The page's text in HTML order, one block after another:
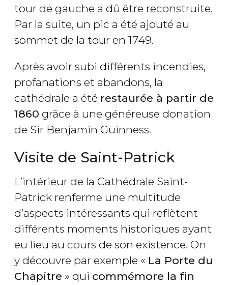
tour de gauche a dû être reconstruite.
Par la suite, un pic a été ajouté au
sommet de la tour en 1749.
Après avoir subi différents incendies,
profanations et abandons, la
cathédrale a été restaurée à partir de
1860 grâce à une généreuse donation
de Sir Benjamin Guinness.
Visite de Saint-Patrick
L’intérieur de la Cathédrale Saint-
Patrick renferme une multitude
d’aspects intéressants qui reflètent
différents moments historiques ayant
eu lieu au cours de son existence. On
y découvre par exemple « La Porte du
Chapitre » qui commémore la fin